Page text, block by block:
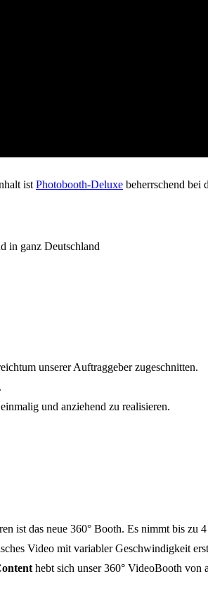
ist Photobooth-Deluxe beherrschend bei
in ganz Deutschland
unserer Auftraggeber zugeschnitten.
und anziehend zu realisieren.
ist das neue 360° Booth. Es nimmt bis
Video mit variabler Geschwindigkeit
hebt sich unser 360° VideoBooth von